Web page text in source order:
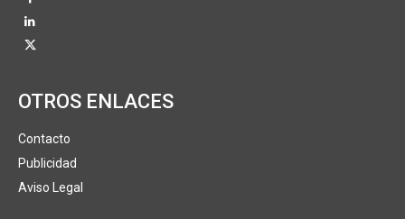
OTROS ENLACES
Contacto
Publicidad
Aviso Legal